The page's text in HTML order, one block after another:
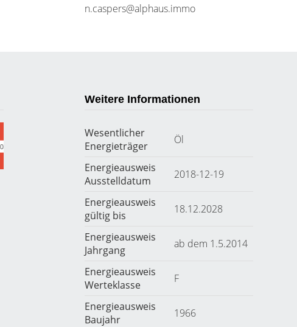
n.caspers@alphaus.immo
Weitere Informationen
Wesentlicher
Energieträger
Öl
Energieausweis
Ausstelldatum
2018-12-19
Energieausweis
gültig bis
18.12.2028
Energieausweis
Jahrgang
ab dem 1.5.2014
Energieausweis
Werteklasse
F
Energieausweis
Baujahr
1966